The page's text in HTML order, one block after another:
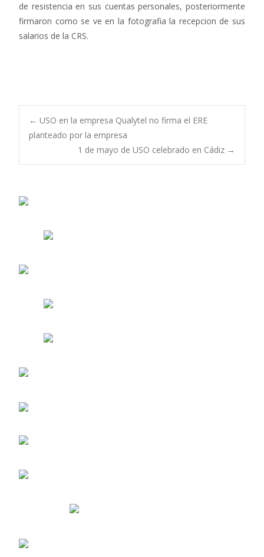
de resistencia en sus cuentas personales, posteriormente
firmaron como se ve en la fotografia la recepcion de sus
salarios de la CRS.
Navegación
de
← USO en la empresa Qualytel no firma el ERE
planteado por la empresa
1 de mayo de USO celebrado en Cádiz →